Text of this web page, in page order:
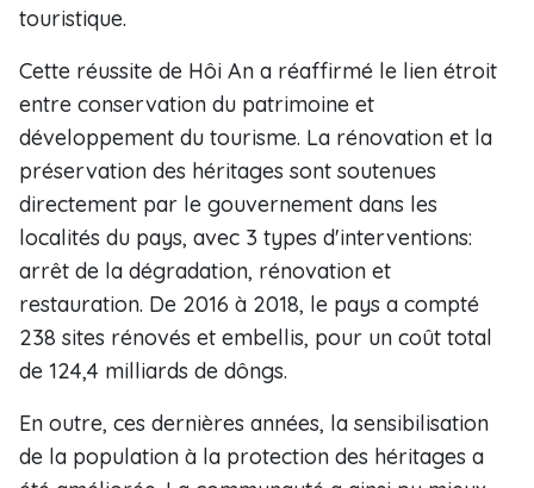
touristique.
Cette réussite de Hôi An a réaffirmé le lien étroit
entre conservation du patrimoine et
développement du tourisme. La rénovation et la
préservation des héritages sont soutenues
directement par le gouvernement dans les
localités du pays, avec 3 types d'interventions:
arrêt de la dégradation, rénovation et
restauration. De 2016 à 2018, le pays a compté
238 sites rénovés et embellis, pour un coût total
de 124,4 milliards de dôngs.
En outre, ces dernières années, la sensibilisation
de la population à la protection des héritages a